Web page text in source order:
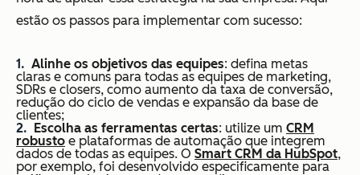
estão os passos para implementar com sucesso:
Alinhe os objetivos das equipes: defina metas
claras e comuns para todas as equipes de marketing,
SDRs e closers, como aumento da taxa de conversão,
redução do ciclo de vendas e expansão da base de
clientes;
Escolha as ferramentas certas: utilize um CRM
robusto e plataformas de automação que integrem
dados de todas as equipes. O Smart CRM da HubSpot,
por exemplo, foi desenvolvido especificamente para